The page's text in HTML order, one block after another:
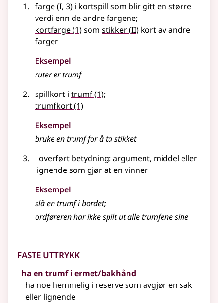
farge(1
I, 3) i kortspill som blir gitt en større
verdi enn de andre fargene;
kortfarge(1)som stikker(2
II) kort av andre
farger
Eksempel
ruter ertrumf
spillkort i trumf(1);
trumfkort(1)
Eksempel
bruke en trumf for å ta stikket
i overført betydning: argument, middel eller
lignende som gjør at en vinner
Eksempel
slå en trumf i bordet;
ordføreren har ikke spilt ut alle trumfene sine
Faste uttrykk
ha en trumf i ermet/bakhånd
ha noe hemmelig i reserve som avgjør en sak
eller lignende